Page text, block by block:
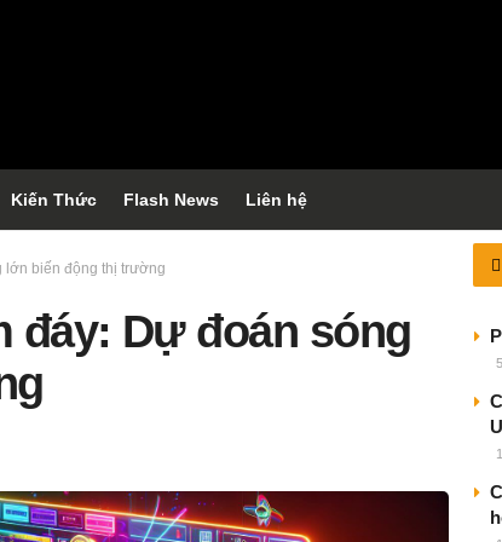
Kiến Thức Flash News Liên hệ
lớn biến động thị trường
đáy: Dự đoán sóng